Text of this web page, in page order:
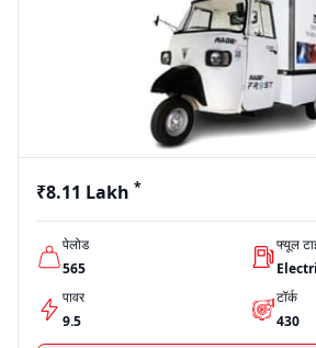
हैं और निर्णय लेने से पहले अलग-अलग मॉडलों की
Price
₹8.11 Lakh
₹6.50 Lakh
₹16.00 Lakh
Last Updated: Jul 28, 2026
₹8.11 Lakh *
पेलोड
565
फ्यूल
पावर
9.5
टॉर्क
430